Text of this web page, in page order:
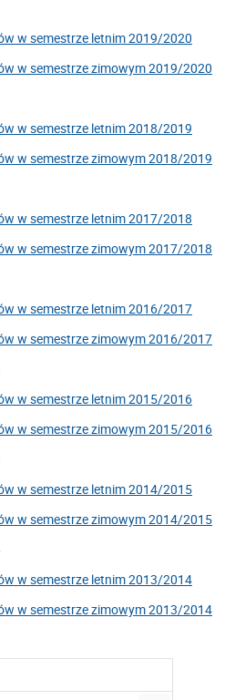
w semestrze letnim 2019/2020
w semestrze zimowym 2019/2020
w semestrze letnim 2018/2019
w semestrze zimowym 2018/2019
w semestrze letnim 2017/2018
w semestrze zimowym 2017/2018
w semestrze letnim 2016/2017
w semestrze zimowym 2016/2017
w semestrze letnim 2015/2016
w semestrze zimowym 2015/2016
w semestrze letnim 2014/2015
w semestrze zimowym 2014/2015
w semestrze letnim 2013/2014
w semestrze zimowym 2013/2014